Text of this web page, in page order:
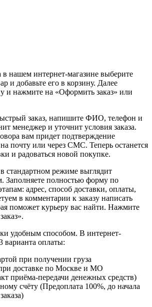
в нашем интернет-магазине выберите
и добавьте его в корзину. Далее
и нажмите на «Оформить заказ» или
заказ, напишите ФИО, телефон и
менеджер и уточнит условия заказа.
вам придет подтверждение
почту или через СМС. Теперь останется
и радоваться новой покупке.
стандартном режиме выглядит
Заполняете полностью форму по
адрес, способ доставки, оплаты,
в комментарии к заказу написать
поможет курьеру вас найти. Нажмите
удобным способом. В интернет-
варианта оплаты:
при получении груза
доставке по Москве и МО
приёма-передачи денежных средств)
счёту (Предоплата 100%, до начала